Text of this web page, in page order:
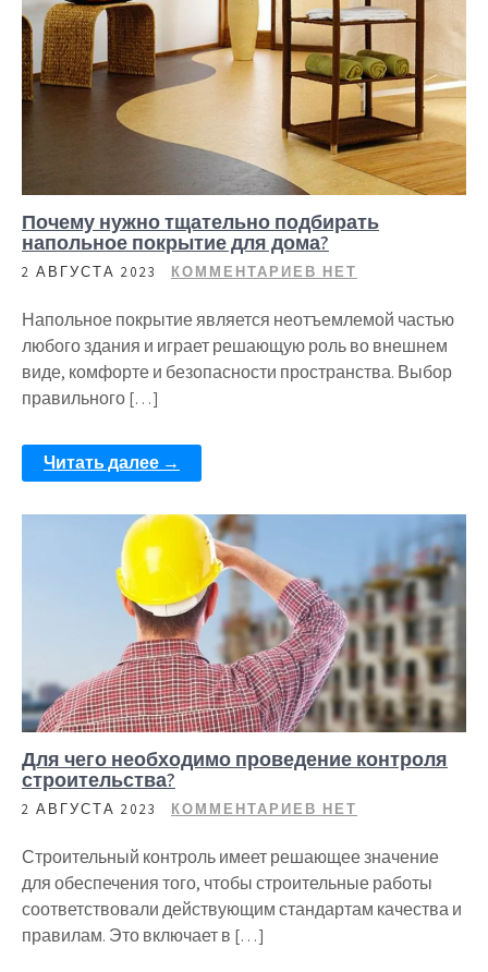
Почему нужно тщательно подбирать
напольное покрытие для дома?
2 АВГУСТА 2023 КОММЕНТАРИЕВ НЕТ
Напольное покрытие является неотъемлемой частью
любого здания и играет решающую роль во внешнем
виде, комфорте и безопасности пространства. Выбор
правильного […]
Читать далее →
Для чего необходимо проведение контроля
строительства?
2 АВГУСТА 2023 КОММЕНТАРИЕВ НЕТ
Строительный контроль имеет решающее значение
для обеспечения того, чтобы строительные работы
соответствовали действующим стандартам качества и
правилам. Это включает в […]